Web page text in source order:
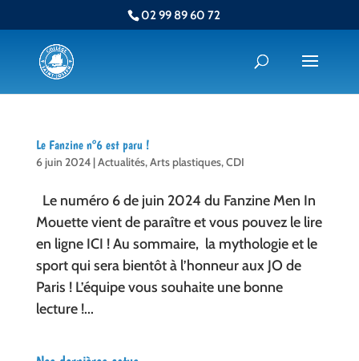
02 99 89 60 72
Le Fanzine n°6 est paru !
6 juin 2024|Actualités,Arts plastiques,CDI
Le numéro 6 de juin 2024 du Fanzine Men In
Mouette vient de paraître et vous pouvez le lire
en ligne ICI ! Au sommaire, la mythologie et le
sport qui sera bientôt à l’honneur aux JO de
Paris ! L’équipe vous souhaite une bonne
lecture !...